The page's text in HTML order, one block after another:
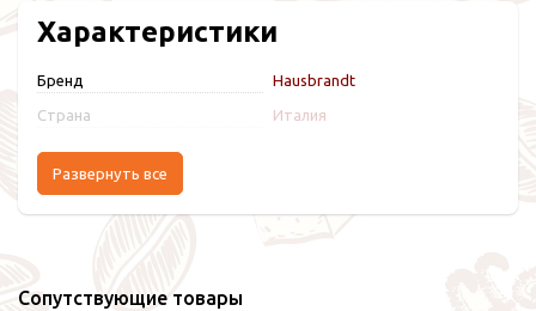
Характеристики
Бренд Hausbrandt
Страна Италия
Развернуть все
Сопутствующие товары